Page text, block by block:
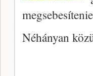
Néhányan